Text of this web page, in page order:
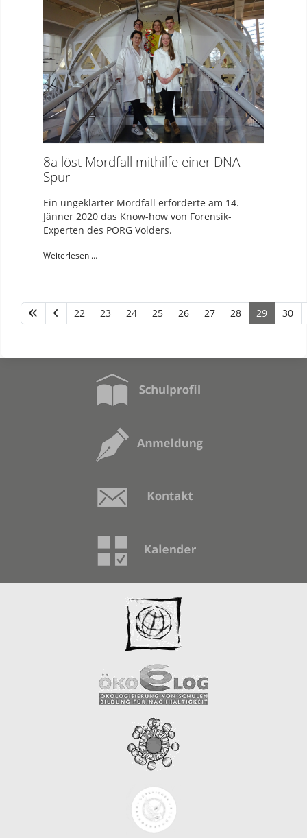
8a löst Mordfall mithilfe einer DNA
Spur
Ein ungeklärter Mordfall erforderte am 14.
Jänner 2020 das Know-how von Forensik-
Experten des PORG Volders.
Weiterlesen …
22 23 24 25 26 27 28 29 30